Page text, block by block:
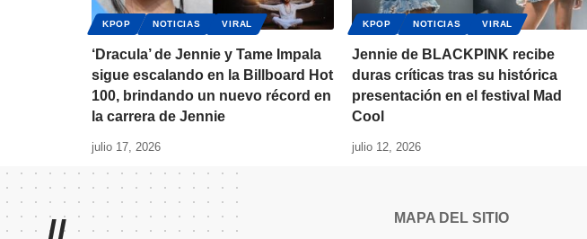
KPOP NOTICIAS VIRAL
‘Dracula’ de Jennie y Tame Impala
sigue escalando en la Billboard Hot
100, brindando un nuevo récord en
la carrera de Jennie
julio 17, 2026
KPOP NOTICIAS VIRAL
Jennie de BLACKPINK recibe
duras críticas tras su histórica
presentación en el festival Mad
Cool
julio 12, 2026
MAPA DEL SITIO